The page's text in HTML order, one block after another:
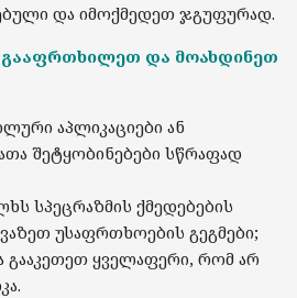
და იმოქმედეთ ჯგუფურად.
და მოახდინეთ
აპლიკაციები ან
შეტყობინებები სწრაფად
სპეცრაზმის ქმედებების
უსაფრთხოების გეგმები;
გააკეთეთ ყველაფერი, რომ არ